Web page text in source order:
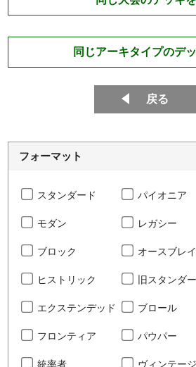
同じアーキタイプのデ
戻る
フォーマット
スタンダード パイオニア
モダン レガシー
ブロック オースブレ
ヒストリック 旧スタンダ
エクステンデッド ブロール
フロンティア パウパー
統率者 ヴィンテージ